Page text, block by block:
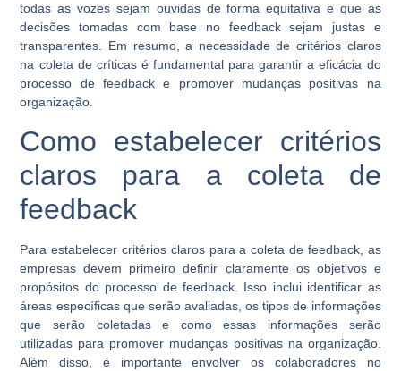
todas as vozes sejam ouvidas de forma equitativa e que as
decisões tomadas com base no feedback sejam justas e
transparentes. Em resumo, a necessidade de critérios claros
na coleta de críticas é fundamental para garantir a eficácia do
processo de feedback e promover mudanças positivas na
organização.
Como estabelecer critérios
claros para a coleta de
feedback
Para estabelecer critérios claros para a coleta de feedback, as
empresas devem primeiro definir claramente os objetivos e
propósitos do processo de feedback. Isso inclui identificar as
áreas específicas que serão avaliadas, os tipos de informações
que serão coletadas e como essas informações serão
utilizadas para promover mudanças positivas na organização.
Além disso, é importante envolver os colaboradores no